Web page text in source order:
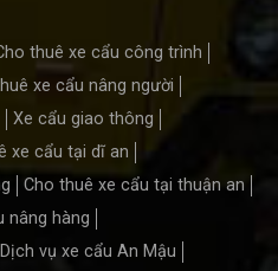
thuê xe cẩu công trình
xe cẩu nâng người
Xe cẩu giao thông
xe cẩu tại dĩ an
Cho thuê xe cẩu tại thuận an
nâng hàng
Dịch vụ xe cẩu An Mậu